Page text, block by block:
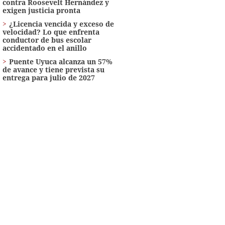
contra Roosevelt Hernández y
exigen justicia pronta
¿Licencia vencida y exceso de
velocidad? Lo que enfrenta
conductor de bus escolar
accidentado en el anillo
Puente Uyuca alcanza un 57%
de avance y tiene prevista su
entrega para julio de 2027